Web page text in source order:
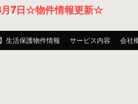
7日 ☆物件情報更新☆
】生活保護物件情報 サービス内容 会社